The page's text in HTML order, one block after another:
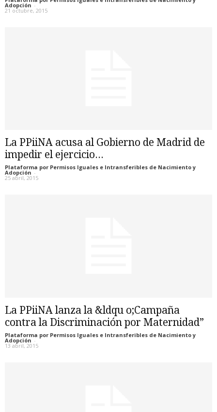
Adopción -
21 octubre, 2015
La PPiiNA acusa al Gobierno de Madrid de
impedir el ejercicio...
Plataforma por Permisos Iguales e Intransferibles de Nacimiento y
Adopción -
25 abril, 2015
La PPiiNA lanza la &ldqu o;Campaña
contra la Discriminación por Maternidad”
Plataforma por Permisos Iguales e Intransferibles de Nacimiento y
Adopción -
13 abril, 2015